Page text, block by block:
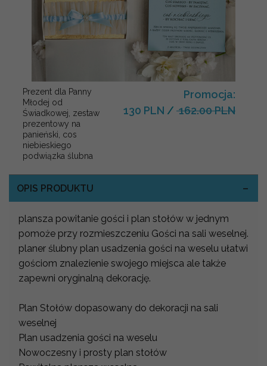
Prezent dla Panny
Młodej od
Świadkowej, zestaw
prezentowy na
panieński, cos
niebieskiego
podwiązka ślubna
Promocja:
130 PLN / 162.00 PLN
OPIS PRODUKTU
plansza powitanie gości i plan stołów w jednym
pomoże przy rozmieszczeniu Gości na sali weselnej.
planer ślubny plan usadzenia gości na weselu ułatwi
gościom znalezienie swojego miejsca ale także
zapewni oryginalną dekorację.
Plan Stołów dopasowany do dekoracji na sali
weselnej
Plan usadzenia gości na weselu
Nowoczesny i prosty plan stołów